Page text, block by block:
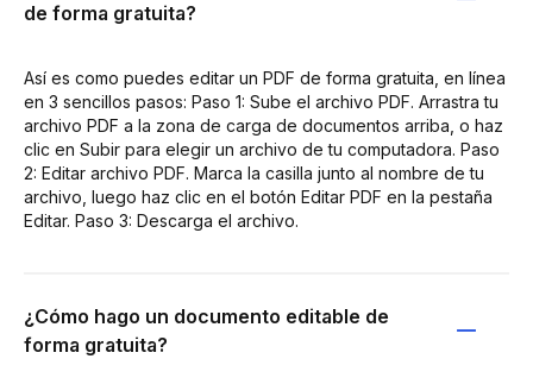
de forma gratuita?
Así es como puedes editar un PDF de forma gratuita, en línea
en 3 sencillos pasos: Paso 1: Sube el archivo PDF. Arrastra tu
archivo PDF a la zona de carga de documentos arriba, o haz
clic en Subir para elegir un archivo de tu computadora. Paso
2: Editar archivo PDF. Marca la casilla junto al nombre de tu
archivo, luego haz clic en el botón Editar PDF en la pestaña
Editar. Paso 3: Descarga el archivo.
¿Cómo hago un documento editable de
forma gratuita?